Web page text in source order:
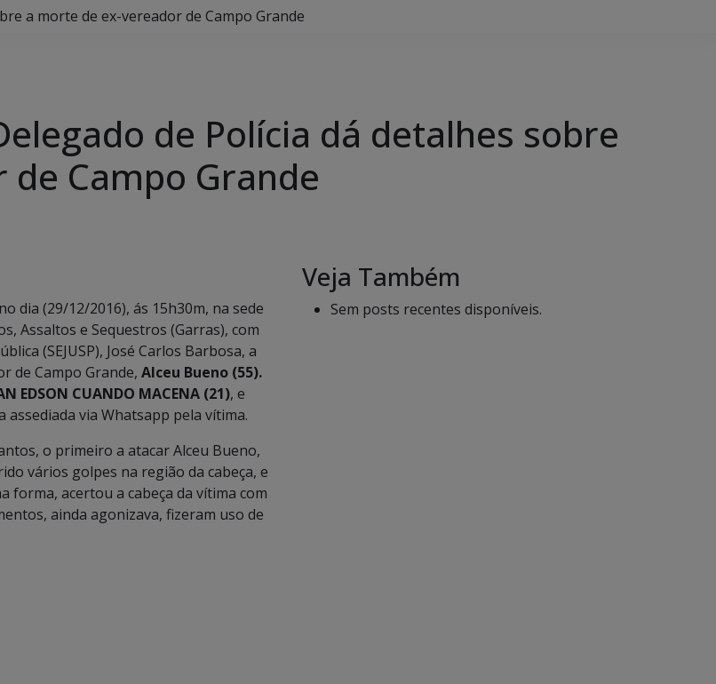
a morte de ex-vereador de Campo Grande
de Polícia dá detalhes sobre
Campo Grande
dia (29/12/2016), ás 15h30m, na sede
Assaltos e Sequestros (Garras), com
(SEJUSP), José Carlos Barbosa, a
de Campo Grande, Alceu Bueno (55).
EDSON CUANDO MACENA (21), e
via Whatsapp pela vítima.
o primeiro a atacar Alceu Bueno,
vários golpes na região da cabeça, e
forma, acertou a cabeça da vítima com
ainda agonizava, fizeram uso de
Veja Também
Sem posts recentes disponíveis.